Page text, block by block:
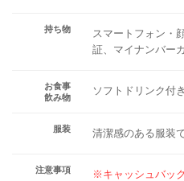
持ち物
スマートフォン・
証、マイナンバー
お食事
飲み物
ソフトドリンク付き
服装 清潔感のある服装
注意事項
※キャッシュバッ